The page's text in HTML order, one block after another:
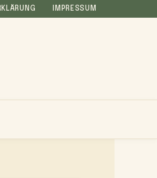
IMPRESSUM